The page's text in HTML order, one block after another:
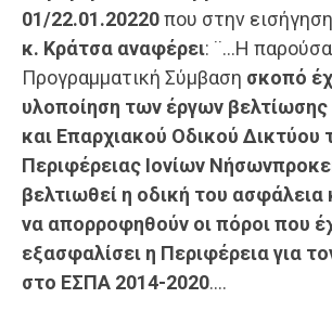
01/22.01.20220που στην
κ. Κράτσα αναφέρει: ¨…Η παρούσα
Προγραμματική Σύμβαση σκοπό
υλοποίηση των έργων βελτίωσης
και Επαρχιακού Οδικού Δικτύου
Περιφέρειας Ιονίων Νήσων
βελτιωθεί η οδική του ασφάλεια
να απορροφηθούν οι πόροι που
εξασφαλίσει η Περιφέρεια για
στο ΕΣΠΑ 2014-2020….